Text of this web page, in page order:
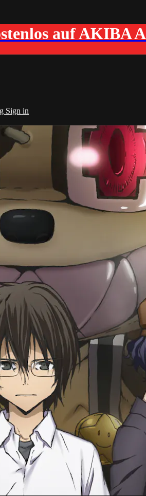
auf AKIBA
Sign in